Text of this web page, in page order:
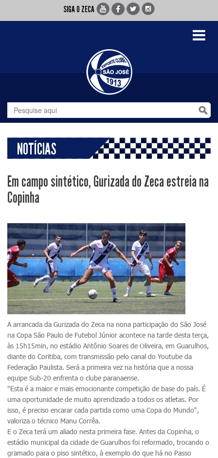
SIGA O ZECA
Toggle
NOTÍCIAS
Em campo sintético, Gurizada do Zeca estreia na
Copinha
A arrancada da Gurizada do Zeca na nona participação do São José
na Copa São Paulo de Futebol Júnior acontece na tarde desta terça,
às 15h15min, no estádio Antônio Soares de Oliveira, em Guarulhos,
diante do Coritiba, com transmissão pelo canal do Youtube da
Federação Paulista. Será a primeira vez na história que a nossa
equipe Sub-20 enfrenta o clube paranaense.
"Esta é a maior e mais emocionante competição de base do país. É
uma oportunidade de muito aprendizado a todos os atletas. Por
isso, é preciso encarar cada partida como uma Copa do Mundo",
valoriza o técnico Manu Corrêa.
E o Zeca terá um aliado nesta primeira fase. Antes da Copinha, o
estádio municipal da cidade de Guarulhos foi reformado, trocando o
gramado para o piso sintético, à exemplo do que há no Passo